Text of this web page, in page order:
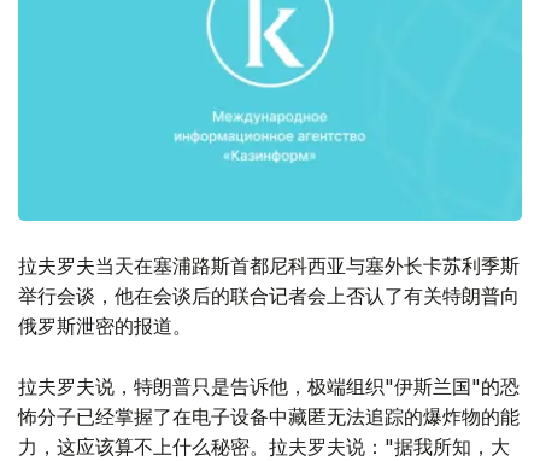
拉夫罗夫当天在塞浦路斯首都尼科西亚与塞外长卡苏利季斯
举行会谈，他在会谈后的联合记者会上否认了有关特朗普向
俄罗斯泄密的报道。
拉夫罗夫说，特朗普只是告诉他，极端组织"伊斯兰国"的恐
怖分子已经掌握了在电子设备中藏匿无法追踪的爆炸物的能
力，这应该算不上什么秘密。拉夫罗夫说："据我所知，大